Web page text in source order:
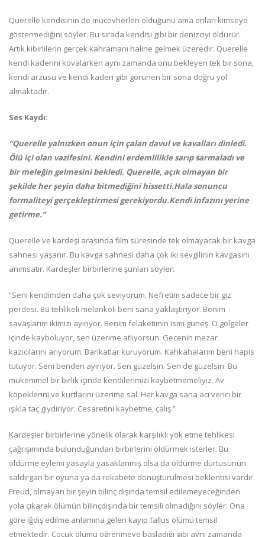
Querelle kendisinin de mücevherleri olduğunu ama onları kimseye
göstermediğini söyler. Bu sırada kendisi gibi bir denizciyi öldürür.
Artık kibirlilerin gerçek kahramanı haline gelmek üzeredir. Querelle
kendi kaderini kovalarken aynı zamanda onu bekleyen tek bir sona,
kendi arzusu ve kendi kaderi gibi görünen bir sona doğru yol
almaktadır.
Ses Kaydı:
“Querelle yalnızken onun için çalan davul ve kavalları dinledi.
Ölü içi olan vazifesini. Kendini erdemlilikle sarıp sarmaladı ve
bir meleğin gelmesini bekledi. Querelle, açık olmayan bir
şekilde her şeyin daha bitmediğini hissetti.Hala sonuncu
formaliteyi gerçekleştirmesi gerekiyordu.Kendi infazını yerine
getirme.”
Querelle ve kardeşi arasında film süresinde tek olmayacak bir kavga
sahnesi yaşanır. Bu kavga sahnesi daha çok iki sevgilinin kavgasını
anımsatır. Kardeşler birbirlerine şunları söyler:
“Seni kendimden daha çok seviyorum. Nefretim sadece bir giz
perdesi. Bu tehlikeli melankoli beni sana yaklaştırıyor. Benim
savaşlarım ikimizi ayırıyor. Benim felaketimin ismi güneş. O gölgeler
içinde kayboluyor, sen üzerime atlıyorsun. Gecenin mezar
kazıcılarını arıyorum. Barikatlar kuruyorum. Kahkahalarım beni hapis
tutuyor. Seni benden ayırıyor. Sen güzelsin. Sen de güzelsin. Bu
mükemmel bir birlik içinde kendilerimizi kaybetmemeliyiz. Av
köpeklerini ve kurtlarını üzerime sal. Her kavga sana acı verici bir
ışıkla taç giydiriyor. Cesaretini kaybetme, çalış.”
Kardeşler birbirlerine yönelik olarak karşılıklı yok etme tehlikesi
çağrışımında bulunduğundan birbirlerini öldürmek isterler. Bu
öldürme eylemi yasayla yasaklanmış olsa da öldürme dürtüsünün
saldırgan bir oyuna ya da rekabete dönüştürülmesi beklentisi vardır.
Freud, olmayan bir şeyin bilinç dışında temsil edilemeyeceğinden
yola çıkarak ölümün bilinçdışında bir temsili olmadığını söyler. Ona
göre iğdiş edilme anlamına gelen kayıp fallus ölümü temsil
etmektedir. Çocuk ölümü öğrenmeye başladığı gibi aynı zamanda